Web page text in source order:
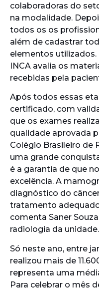
colaboradoras do
na modalidade.
todos os os
além de cadastrar
elementos utilizados.
INCA avalia os
recebidas pela
Após todos essas
certificado, com
que os exames
qualidade aprovada
Colégio Brasileiro de
uma grande
é a garantia de que
excelência. A
diagnóstico do
tratamento
comenta Saner
radiologia da unidade.
Só neste ano, entre
realizou mais de
representa uma
Para celebrar o mês